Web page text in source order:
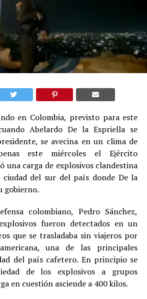
en Colombia, previsto para este
Abelardo De la Espriella se
se avecina en un clima de
este miércoles el Ejército
una carga de explosivos clandestina
del sur del país donde De la
gobierno.
colombiano, Pedro Sánchez,
fueron detectados en un
que se trasladaba sin viajeros por
una de las principales
del país cafetero. En principio se
de los explosivos a grupos
en cuestión asciende a 400 kilos.